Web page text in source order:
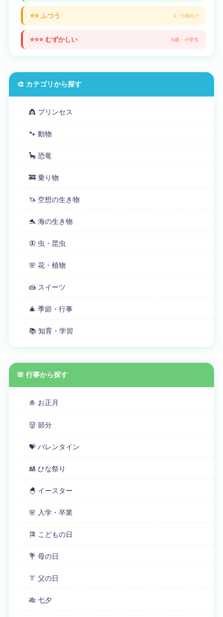
⭐⭐ ふつう 4・5歳向け
⭐⭐⭐ むずかしい 6歳・小学生
🎨 カテゴリから探す
👸 プリンセス
🐾 動物
🦕 恐竜
🚒 乗り物
🦄 空想の生き物
🐬 海の生き物
🦋 虫・昆虫
🌸 花・植物
🍰 スイーツ
🎄 季節・行事
📚 知育・学習
🌸 行事から探す
🎍 お正月
👹 節分
💝 バレンタイン
🎎 ひな祭り
🐣 イースター
🌸 入学・卒業
🎏 こどもの日
💐 母の日
👔 父の日
🎋 七夕